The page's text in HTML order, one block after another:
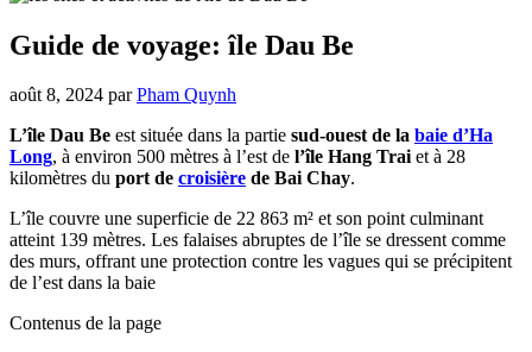
Guide de voyage: île Dau Be
août 8, 2024 parPham Quynh
L’île Dau Be est située dans la partie sud-ouest de la baie d’Ha
Long, à environ 500 mètres à l’est de l’île Hang Traiet à 28
kilomètres du port de croisière de Bai Chay.
L’île couvre une superficie de 22 863 m² et son point culminant
atteint 139 mètres. Les falaises abruptes de l’île se dressent comme
des murs, offrant une protection contre les vagues qui se précipitent
de l’est dans la baie
Contenus de la page